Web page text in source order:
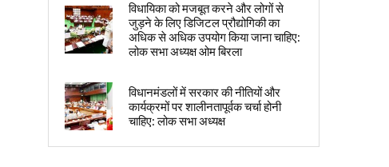
विधायिका को मजबूत करने और लोगों से
जुड़ने के लिए डिजिटल प्रौद्योगिकी का
अधिक से अधिक उपयोग किया जाना चाहिए:
लोक सभा अध्यक्ष ओम बिरला
विधानमंडलों में सरकार की नीतियों और
कार्यक्रमों पर शालीनतापूर्वक चर्चा होनी
चाहिए: लोक सभा अध्यक्ष